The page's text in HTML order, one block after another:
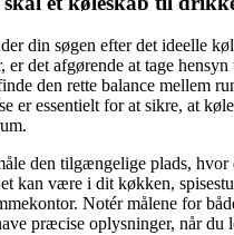
din søgen efter det ideelle
er det afgørende at tage
den rette balance mellem
er essentielt for at sikre, at
den tilgængelige plads, hvor
kan være i dit køkken,
Notér målene for
præcise oplysninger, når du